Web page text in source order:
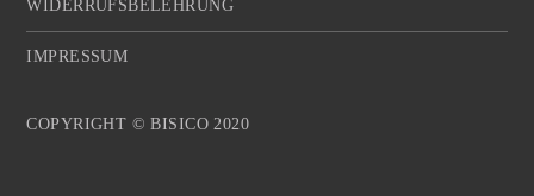
WIDERRUFSBELEHRUNG
IMPRESSUM
COPYRIGHT © BISICO 2020